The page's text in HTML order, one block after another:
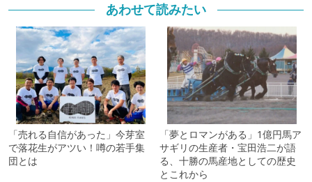
あわせて読みたい
「売れる自信があった」今芽室
で落花生がアツい！噂の若手集
団とは
「夢とロマンがある」1億円馬ア
サギリの生産者・宝田浩二が語
る、十勝の馬産地としての歴史
とこれから